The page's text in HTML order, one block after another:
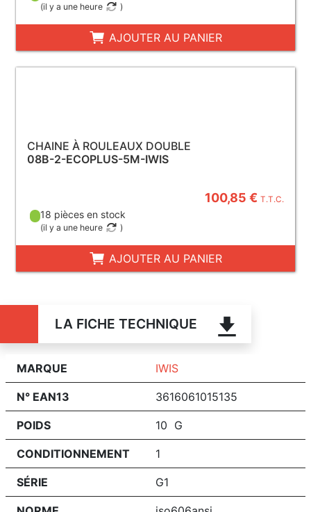
(il y a une heure )
AJOUTER AU PANIER
CHAINE À ROULEAUX DOUBLE
08B-2-ECOPLUS-5M-IWIS
100,85 €T.T.C.
18 pièces en stock
(il y a une heure )
AJOUTER AU PANIER
LA FICHE TECHNIQUE
MARQUE IWIS
N° EAN13 3616061015135
POIDS 10 G
CONDITIONNEMENT 1
SÉRIE G1